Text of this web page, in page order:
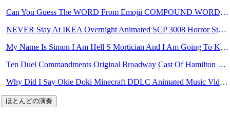
Can You Guess The WORD From Emojii COMPOUND WORD EMOJII CHALLENGE 90 PEOPLE FAIL Guess Mp3
NEVER Stay At IKEA Overnight Animated SCP 3008 Horror Story Mp3
My Name Is Simon I Am Hell S Mortician And I Am Going To Kill God Creepypasta Mp3
Ten Duel Commandments Original Broadway Cast Of Hamilton Lyrics Mp3
Why Did I Say Okie Doki Minecraft DDLC Animated Music Video Song By The Stupendium Mp3
ほとんどの演奏